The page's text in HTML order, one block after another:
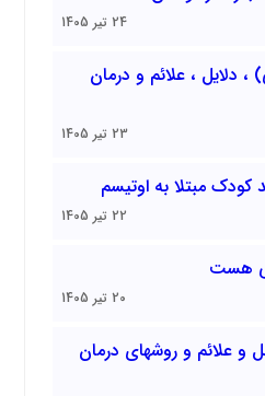
24 تیر 1405
، دلایل ، علائم و درمان
23 تیر 1405
مبتلا به اوتیسم
22 تیر 1405
هست
20 تیر 1405
و علائم و روشهای درمان